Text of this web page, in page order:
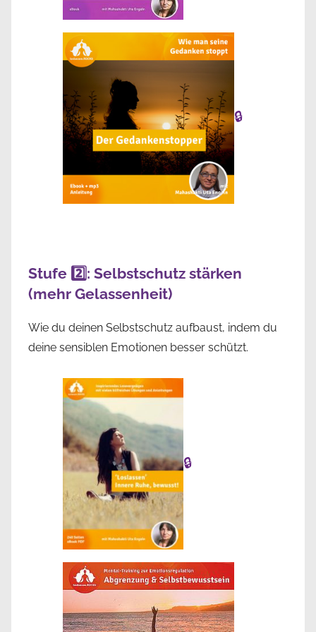
🔒
Stufe 2️⃣: Selbstschutz stärken
(mehr Gelassenheit)
Wie du deinen Selbstschutz aufbaust, indem du
deine sensiblen Emotionen besser schützt.
🔒